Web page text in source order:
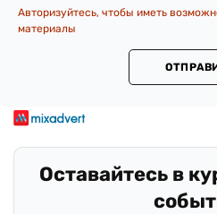
Авторизуйтесь, чтобы иметь
материалы
Оставайтесь в